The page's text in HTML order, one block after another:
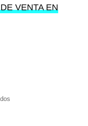
VENTA EN